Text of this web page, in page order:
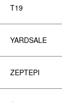
T19
YARDSALE
ZEPTEPI